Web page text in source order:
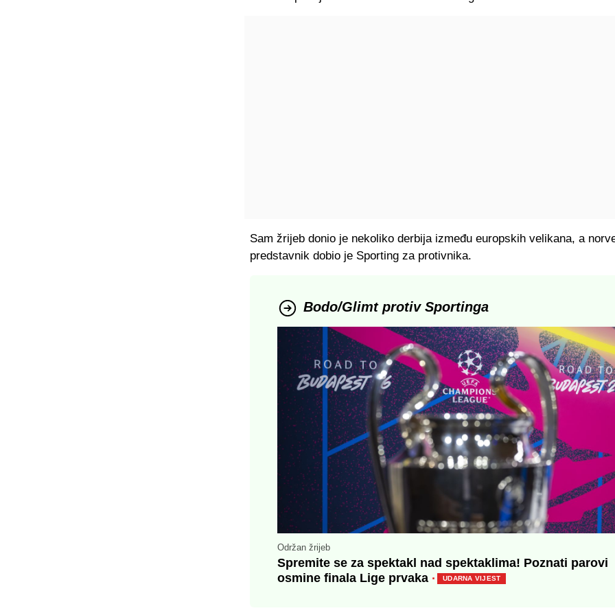
Sam žrijeb donio je nekoliko derbija između europskih velikana, a
predstavnik dobio je Sporting za protivnika.
Bodo/Glimt protiv Sportinga
Održan žrijeb
Spremite se za spektakl nad spektaklima! Poznati parovi
osmine finala Lige prvaka · UDARNA VIJEST